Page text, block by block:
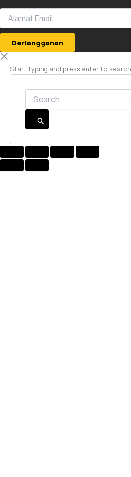
Berlangganan
Start typing and press enter to search